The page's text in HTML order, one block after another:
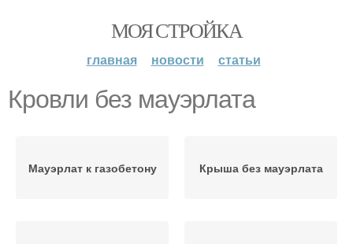
МОЯ СТРОЙКА
главная новости статьи
Кровли без мауэрлата
Мауэрлат к газобетону Крыша без мауэрлата